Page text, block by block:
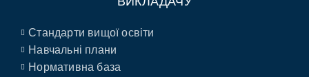
Стандарти вищої освіти
Навчальні плани
Нормативна база